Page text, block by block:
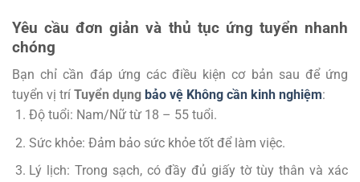
Yêu cầu đơn giản và thủ tục ứng tuyển nhanh
chóng
Bạn chỉ cần đáp ứng các điều kiện cơ bản sau để ứng
tuyển vị trí Tuyển dụng bảo vệ Không cần kinh nghiệm:
Độ tuổi: Nam/Nữ từ 18 – 55 tuổi.
Sức khỏe: Đảm bảo sức khỏe tốt để làm việc.
Lý lịch: Trong sạch, có đầy đủ giấy tờ tùy thân và xác